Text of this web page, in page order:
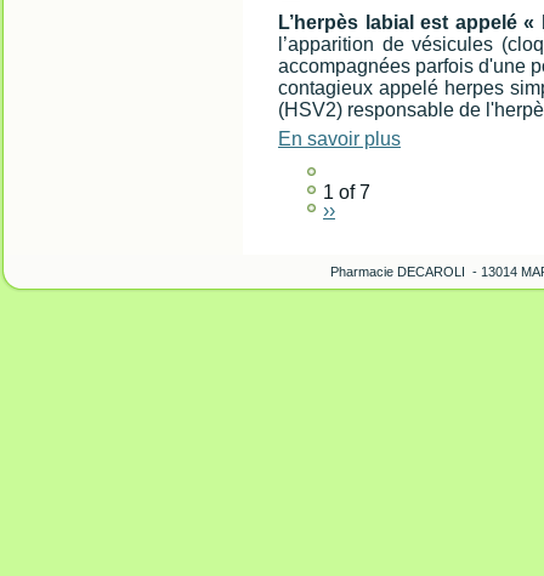
L’herpès labial est appelé
l’apparition de vésicules
accompagnées parfois d'une
contagieux appelé herpes
(HSV2) responsable de
En savoir plus
1 of 7
››
Pharmacie DECAROLI - 13014